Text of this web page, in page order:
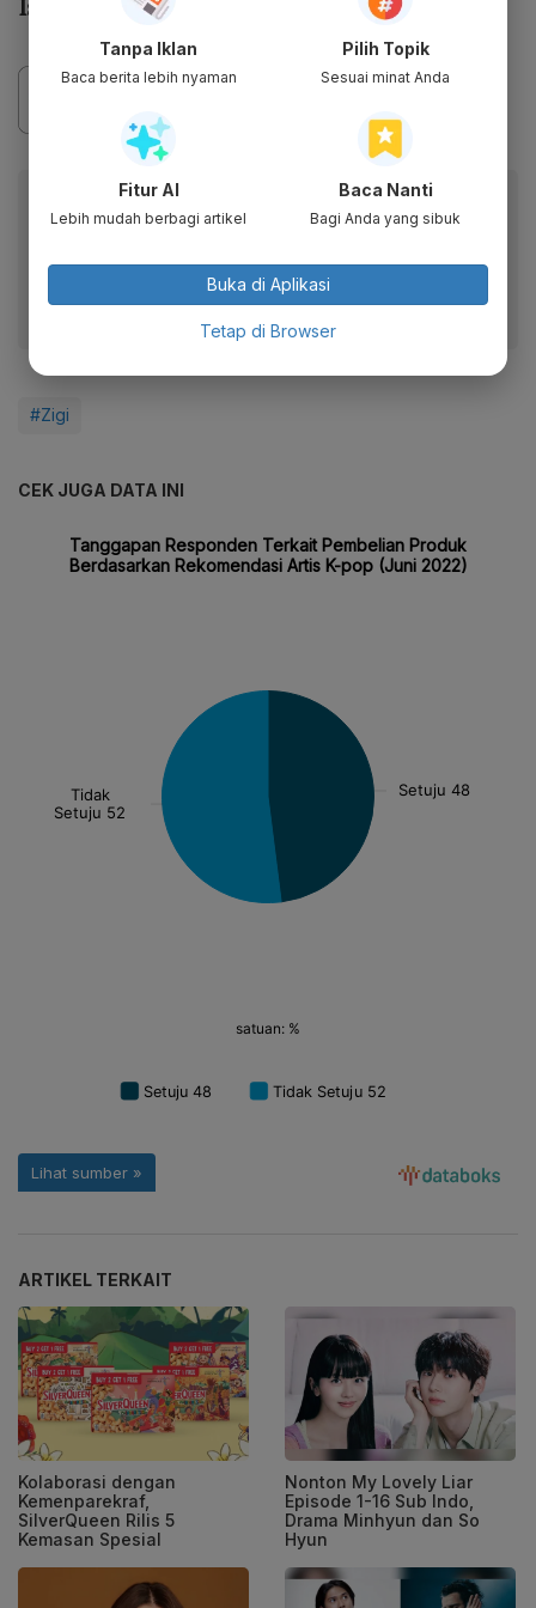
Isu Moderasi Agama ke Anak Muda
Baca artikel ini lewat aplikasi mobile.
#Zigi
CEK JUGA DATA INI
ARTIKEL TERKAIT
Kolaborasi dengan
Kemenparekraf,
SilverQueen Rilis 5
Kemasan Spesial
Nonton My Lovely Liar
Episode 1-16 Sub Indo,
Drama Minhyun dan So
Hyun
Tanpa Iklan
Baca berita lebih nyaman
Pilih Topik
Sesuai minat Anda
Fitur AI
Lebih mudah berbagi artikel
Baca Nanti
Bagi Anda yang sibuk
Buka di Aplikasi
Tetap di Browser